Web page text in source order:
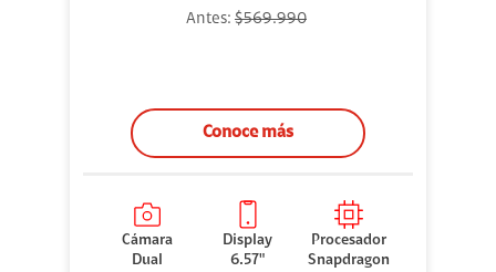
Antes: $569.990
Conoce más
Cámara
Dual
Display
6.57"
Procesador
Snapdragon